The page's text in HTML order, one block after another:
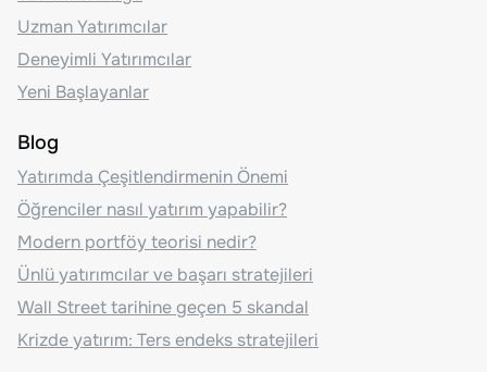
Uzman Yatırımcılar
Deneyimli Yatırımcılar
Yeni Başlayanlar
Blog
Yatırımda Çeşitlendirmenin Önemi
Öğrenciler nasıl yatırım yapabilir?
Modern portföy teorisi nedir?
Ünlü yatırımcılar ve başarı stratejileri
Wall Street tarihine geçen 5 skandal
Krizde yatırım: Ters endeks stratejileri